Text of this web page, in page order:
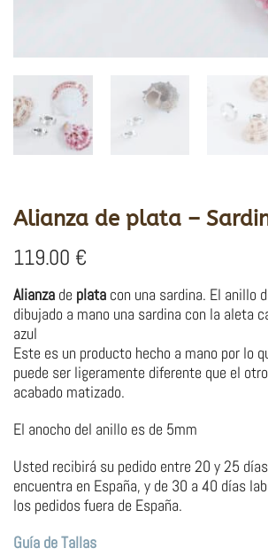
Alianza de plata –
119.00 €
Alianza de plata con una sardina. El anillo
dibujado a mano una sardina con la aleta
azul
Este es un producto hecho a mano por lo
puede ser ligeramente diferente que el
acabado matizado.
El anocho del anillo es de 5mm
Usted recibirá su pedido entre 20 y 25
encuentra en España, y de 30 a 40 días
los pedidos fuera de España.
Guía de Tallas